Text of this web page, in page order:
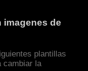
imagenes de
plantillas
cambiar la